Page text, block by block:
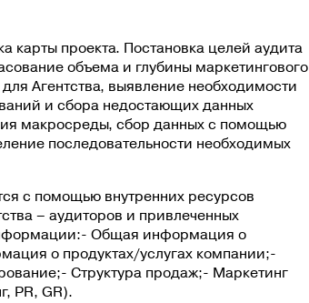
карты проекта. Постановка целей аудита
объема и глубины маркетингового
Агентства, выявление необходимости
и сбора недостающих данных
макросреды, сбор данных с помощью
последовательности необходимых
с помощью внутренних ресурсов
– аудиторов и привлеченных
Общая информация о
о продуктах/услугах компании;-
Структура продаж;- Маркетинг
PR, GR).